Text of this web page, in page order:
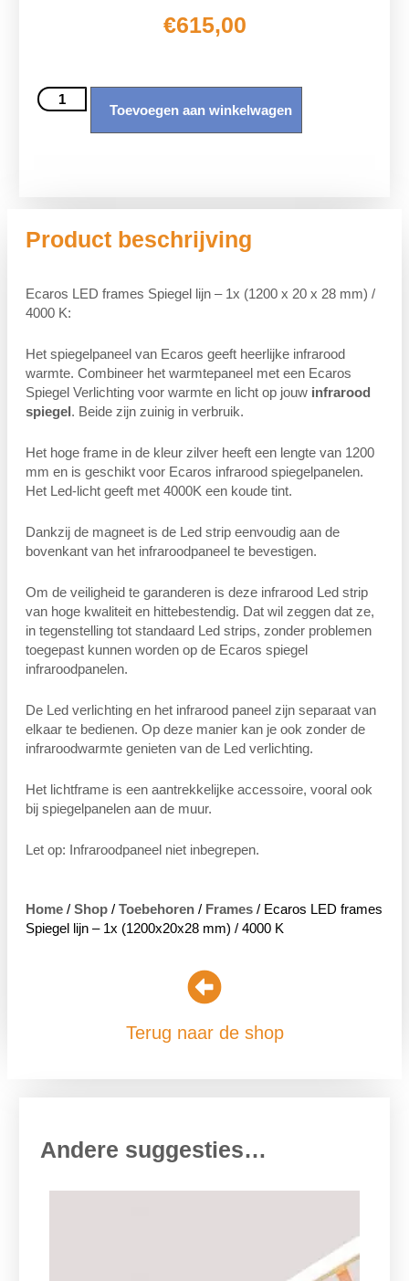
€615,00
Toevoegen aan winkelwagen
Product beschrijving
Ecaros LED frames Spiegel lijn – 1x (1200 x 20 x 28 mm) /
4000 K:
Het spiegelpaneel van Ecaros geeft heerlijke infrarood
warmte. Combineer het warmtepaneel met een Ecaros
Spiegel Verlichting voor warmte en licht op jouw infrarood
spiegel. Beide zijn zuinig in verbruik.
Het hoge frame in de kleur zilver heeft een lengte van 1200
mm en is geschikt voor Ecaros infrarood spiegelpanelen.
Het Led-licht geeft met 4000K een koude tint.
Dankzij de magneet is de Led strip eenvoudig aan de
bovenkant van het infraroodpaneel te bevestigen.
Om de veiligheid te garanderen is deze infrarood Led strip
van hoge kwaliteit en hittebestendig. Dat wil zeggen dat ze,
in tegenstelling tot standaard Led strips, zonder problemen
toegepast kunnen worden op de Ecaros spiegel
infraroodpanelen.
De Led verlichting en het infrarood paneel zijn separaat van
elkaar te bedienen. Op deze manier kan je ook zonder de
infraroodwarmte genieten van de Led verlichting.
Het lichtframe is een aantrekkelijke accessoire, vooral ook
bij spiegelpanelen aan de muur.
Let op: Infraroodpaneel niet inbegrepen.
Home / Shop / Toebehoren / Frames / Ecaros LED frames
Spiegel lijn – 1x (1200x20x28 mm) / 4000 K
Terug naar de shop
Andere suggesties…